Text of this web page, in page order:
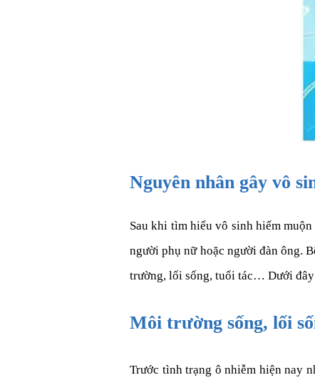
Nguyên nhân gây vô
Sau khi tìm hiểu vô sinh hiếm
người phụ nữ hoặc người đàn ông.
trường, lối sống, tuổi tác… Dưới
Môi trường sống, lối
Trước tình trạng ô nhiễm hiện nay